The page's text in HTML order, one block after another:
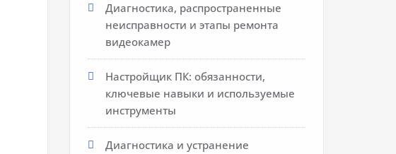
Диагностика, распространенные
неисправности и этапы ремонта
видеокамер
Настройщик ПК: обязанности,
ключевые навыки и используемые
инструменты
Диагностика и устранение